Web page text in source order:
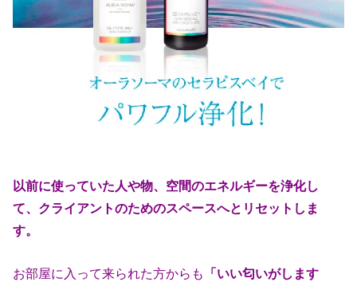
以前に使っていた人や物、空間のエネルギーを浄化し
て、クライアントのためのスペースへとリセットしま
す。
お部屋に入って来られた方からも
「いい匂いがします